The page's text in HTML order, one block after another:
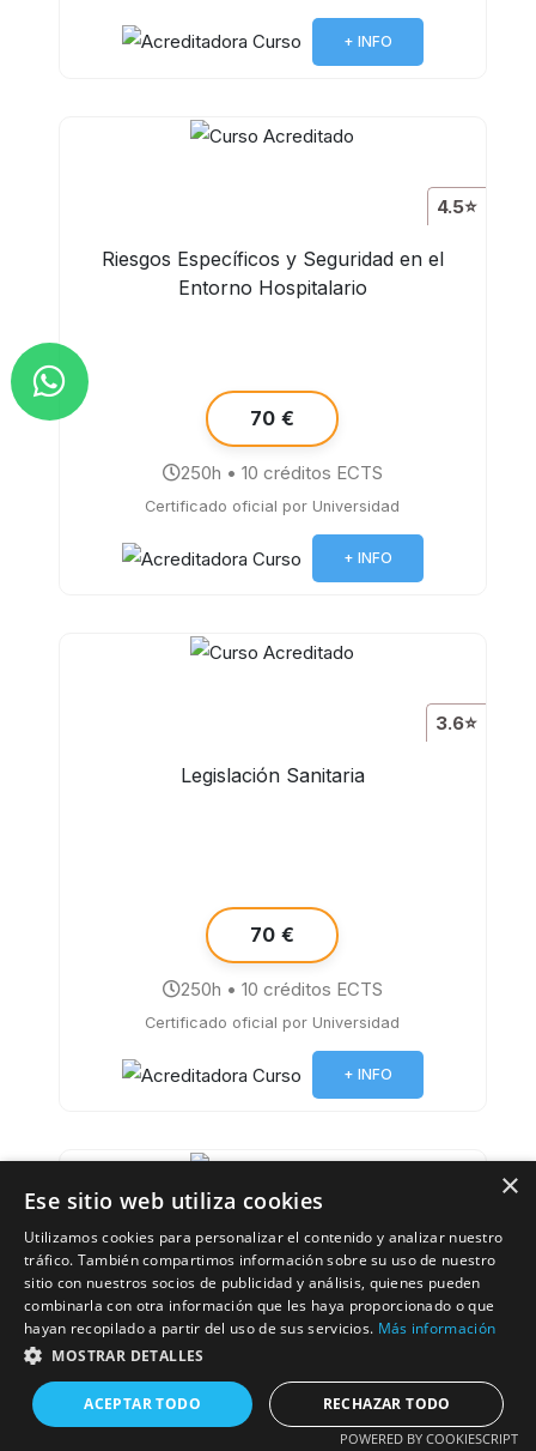
+ INFO
4.5⭐
Riesgos Específicos y Seguridad en el
Entorno Hospitalario
70 €
250h • 10 créditos ECTS
Certificado oficial por Universidad
+ INFO
3.6⭐
Legislación Sanitaria
70 €
250h • 10 créditos ECTS
Certificado oficial por Universidad
+ INFO
4.6⭐
Curso de Desarrollo Profesional en
Farmacología Básica para Profesionales
×
Ese sitio web utiliza cookies
Utilizamos cookies para personalizar el contenido y analizar nuestro
tráfico. También compartimos información sobre su uso de nuestro
sitio con nuestros socios de publicidad y análisis, quienes pueden
combinarla con otra información que les haya proporcionado o que
hayan recopilado a partir del uso de sus servicios. Más información
MOSTRAR DETALLES
ACEPTAR TODO RECHAZAR TODO
POWERED BY COOKIESCRIPT